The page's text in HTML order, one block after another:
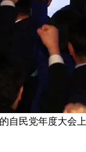
自民党年度大会